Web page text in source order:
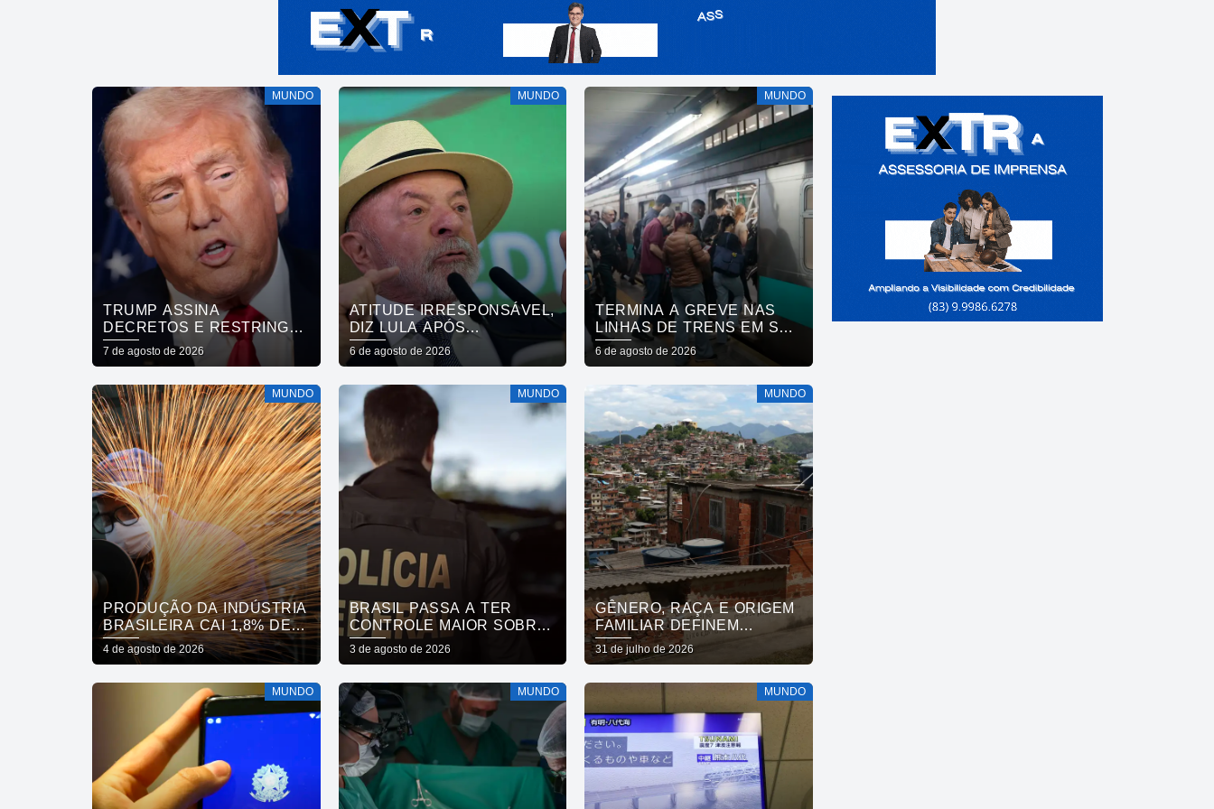
MUNDO
TRUMP ASSINA
DECRETOS E RESTRINGE
CIDADANIA POR
NASCIMENTO
7 de agosto de 2026
MUNDO
ATITUDE IRRESPONSÁVEL,
DIZ LULA APÓS
REVOGAÇÃO DE VISTO DE
EMBAIXADORA
6 de agosto de 2026
MUNDO
TERMINA A GREVE NAS
LINHAS DE TRENS EM SÃO
PAULO
6 de agosto de 2026
MUNDO
PRODUÇÃO DA INDÚSTRIA
BRASILEIRA CAI 1,8% DE
MAIO PARA JUNHO
4 de agosto de 2026
MUNDO
BRASIL PASSA A TER
CONTROLE MAIOR SOBRE
PRODUTOS QUÍMICOS
3 de agosto de 2026
MUNDO
GÊNERO, RAÇA E ORIGEM
FAMILIAR DEFINEM
MOBILIDADE SOCIAL, DIZ
ESTUDO
31 de julho de 2026
MUNDO MUNDO MUNDO